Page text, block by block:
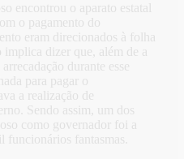
encontrou o aparato estatal
o pagamento do
eram direcionados à folha
dizer que, além de a
durante esse
para pagar o
a realização de
Sendo assim, um dos
como governador foi a
funcionários fantasmas.